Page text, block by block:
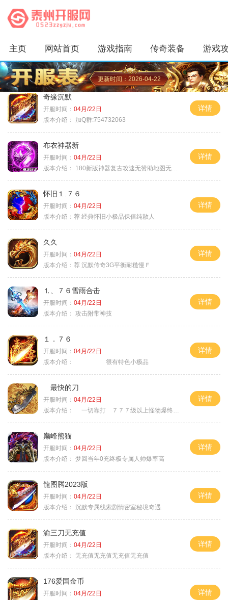
主页 网站首页 游戏指南 传奇装备 游戏
更新时间：2026-04-22
奇缘沉默
开服时间： 04月/22日
版本介绍：
加Q群:754732063
详情
布衣神器新
开服时间： 04月/22日
版本介绍：
180新版神器复古攻速无赞助地图无排行
详情
怀旧１.７６
开服时间： 04月/22日
版本介绍： 荐 经典怀旧小极品保值纯散人
详情
久久
开服时间： 04月/22日
版本介绍： 荐 沉默传奇3G平衡耐糙慢Ｆ
详情
⒈、７６雪雨合击
开服时间： 04月/22日
版本介绍： 攻击附带神技
详情
１．７６
开服时间： 04月/22日
版本介绍：
很有特色小极品
详情
最快的刀
开服时间： 04月/22日
版本介绍：
一切靠打 ７７７级以上怪物爆终极
详情
巅峰熊猫
开服时间： 04月/22日
版本介绍： 梦回当年0充终极专属人帅爆率高
详情
龍图腾2023版
开服时间： 04月/22日
版本介绍： 沉默专属线索剧情密室秘境奇遇.
详情
渝三刀无充值
开服时间： 04月/22日
版本介绍： 无充值无充值无充值无充值
详情
176爱国金币
开服时间： 04月/22日
详情